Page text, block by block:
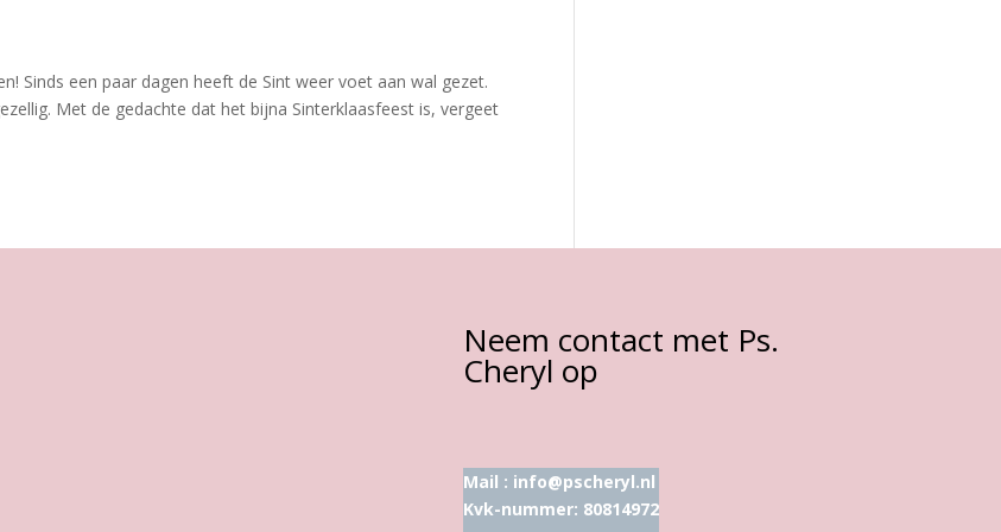
Sinds een paar dagen heeft de Sint weer voet aan wal gezet.
Met de gedachte dat het bijna Sinterklaasfeest is, vergeet
Neem contact met Ps.
Cheryl op
Mail : info@pscheryl.nl
Kvk-nummer: 80814972